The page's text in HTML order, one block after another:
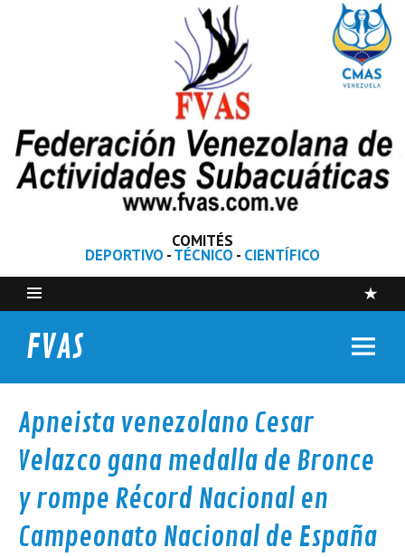
COMITÉS
DEPORTIVO -TÉCNICO - CIENTÍFICO
FVAS
Apneista venezolano Cesar
Velazco gana medalla de Bronce
y rompe Récord Nacional en
Campeonato Nacional de España